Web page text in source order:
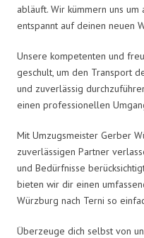
abläuft. Wir kümmern uns
entspannt auf deinen neuen
Unsere kompetenten und
geschult, um den Transport
und zuverlässig
einen professionellen
Mit Umzugsmeister Gerber
zuverlässigen Partner
und Bedürfnisse
bieten wir dir einen
Würzburg nach Terni so
Überzeuge dich selbst von